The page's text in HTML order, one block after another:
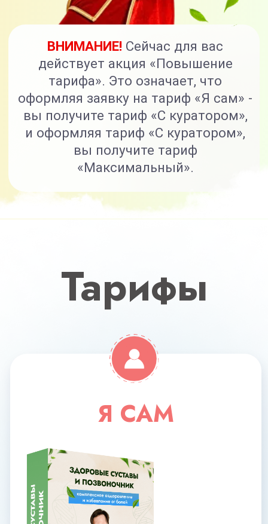
Я САМ
9700 руб
8 основных модулей
+2 дополнительных модуля
+2 спец. модуля (антигрыжа,
Доступ к курсу 6 месяцев
Брошюры, методички, чек-листы
Доступ к МАСТЕР-ГРУППЕ
на протяжении 5 месяцев
Тарифы
16 170 РУБ СКИДКА 40%